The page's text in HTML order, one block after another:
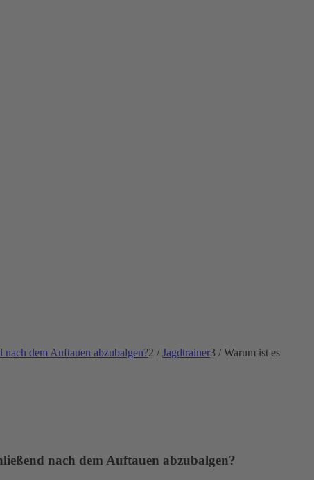
dem Auftauen abzubalgen?2 / Jagdtrainer3 / Warum ist es
nach dem Auftauen abzubalgen?